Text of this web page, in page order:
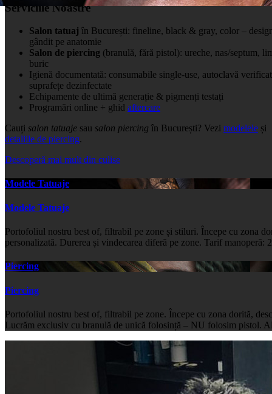
ServiciileNoastre
Salon tatuaj în București: fineline, black & gray, color –
gândit pe anatomie
Salon de piercing (branulă, fără pistol): ureche, nas/septum,
buric
Igienă documentată: consumabile single-use, autoclavă
suprafețe dezinfectate
Echipamente de ultimă generație & pigmenți testați
Programări online + ghid aftercare
Cauți salon tatuaje sau salon piercing în București? Vezi modelele și
detaliile de piercing.
Descoperă mai mult din culise
Modele Tatuaje
Modele Tatuaje
Portofoliul nostru best of, filtrabil pe zone și stiluri. Începe cu zona
personalizată. Durerea și vindecarea diferă pe zone. Tarif
Piercing
Piercing
Portofoliul nostru best of, filtrabil pe zone. Începe cu zona dorită,
Lucrăm exclusiv cu branulă de unică folosință – NU folosim pistol.